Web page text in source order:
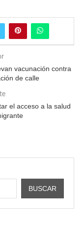
vacunación contra
de calle
el acceso a la salud
BUSCAR